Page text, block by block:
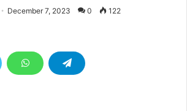
December 7, 2023 0 122